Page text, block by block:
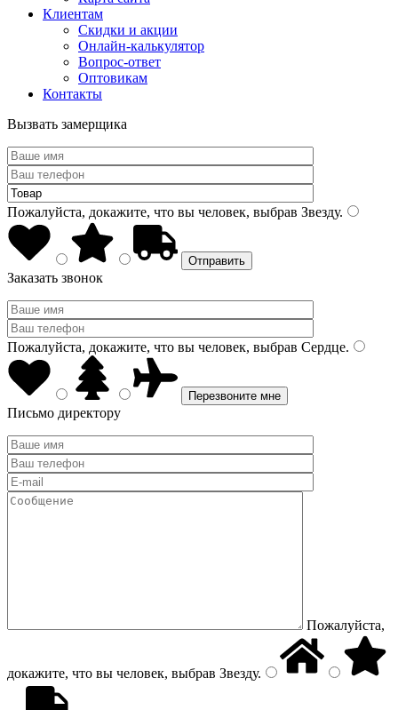
Клиентам
Скидки и акции
Онлайн-калькулятор
Вопрос-ответ
Оптовикам
Контакты
Вызвать замерщика
Пожалуйста, докажите, что вы человек, выбрав Звезду.
Заказать звонок
Пожалуйста, докажите, что вы человек, выбрав Сердце.
Письмо директору
Пожалуйста,
докажите, что вы человек, выбрав Звезду.